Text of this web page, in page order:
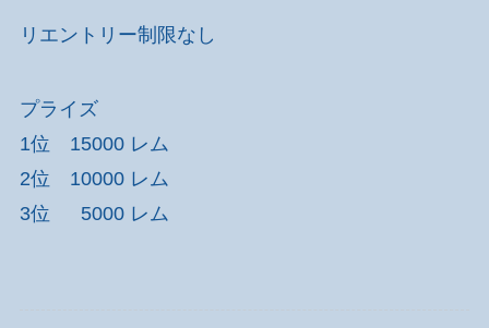
リエントリー制限なし
プライズ
1位 15000 レム
2位 10000 レム
3位 5000 レム